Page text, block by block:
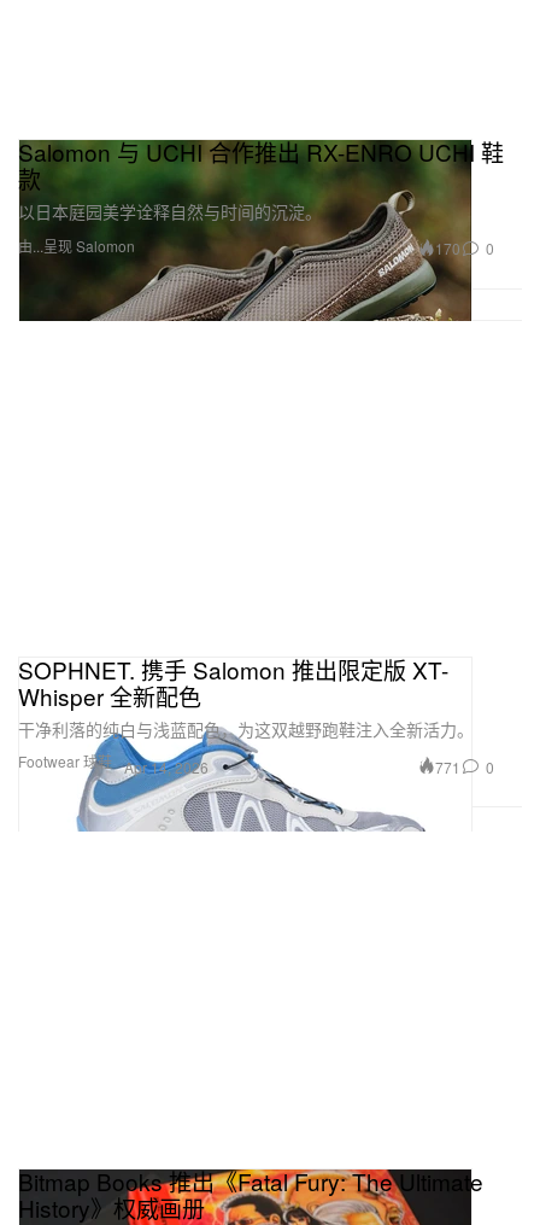
Salomon 与 UCHI 合作推出 RX-ENRO UCHI 鞋
款
以日本庭园美学诠释自然与时间的沉淀。
由...呈现 Salomon 170 0
Footwear 球鞋
SOPHNET. 携手 Salomon 推出限定版 XT-
Whisper 全新配色
干净利落的纯白与浅蓝配色，为这双越野跑鞋注入全新活力。
Apr 14, 2026 771 0
Bitmap Books 推出《Fatal Fury: The Ultimate
History》权威画册